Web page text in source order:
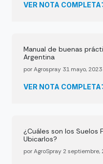
VER NOTA COMPLETA
Manual de buenas
Argentina
por Agrospray 31 mayo, 2023
VER NOTA COMPLETA
¿Cuáles son los Suelos
Ubicarlos?
por AgroSpray 2 septiembre,